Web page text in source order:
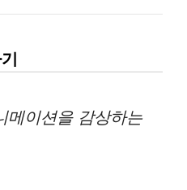
메이션을 감상하는